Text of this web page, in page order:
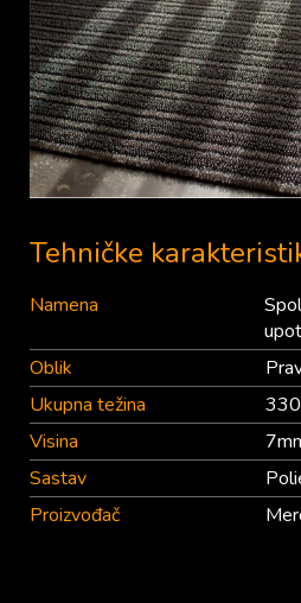
Tehničke
Namena
Oblik
Ukupna težina
Visina
Sastav
Proizvođač